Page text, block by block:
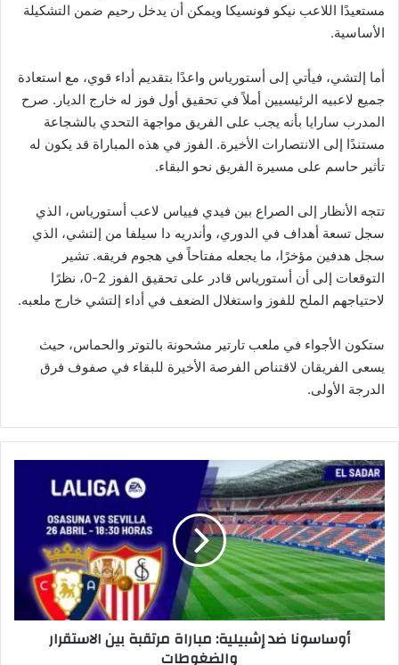
مستعيدًا اللاعب نيكو فونسيكا ويمكن أن يدخل رحيم ضمن التشكيلة
الأساسية.
أما إلتشي، فيأتي إلى أستورياس واعدًا بتقديم أداء قوي، مع استعادة
جميع لاعبيه الرئيسيين أملاً في تحقيق أول فوز له خارج الديار. صرح
المدرب سارايا بأنه يجب على الفريق مواجهة التحدي بالشجاعة
مستندًا إلى الانتصارات الأخيرة. الفوز في هذه المباراة قد يكون له
تأثير حاسم على مسيرة الفريق نحو البقاء.
تتجه الأنظار إلى الصراع بين فيدي فيياس لاعب أستورياس، الذي
سجل تسعة أهداف في الدوري، وأندريه دا سيلفا من إلتشي، الذي
سجل هدفين مؤخرًا، ما يجعله مفتاحاً في هجوم فريقه. تشير
التوقعات إلى أن أستورياس قادر على تحقيق الفوز 2-0، نظرًا
لاحتياجهم الملح للفوز واستغلال الضعف في أداء إلتشي خارج ملعبه.
ستكون الأجواء في ملعب تارتير مشحونة بالتوتر والحماس، حيث
يسعى الفريقان لاقتناص الفرصة الأخيرة للبقاء في صفوف فرق
الدرجة الأولى.
أ
و
س
ا
س
و
ن
ض
أوساسونا ضد إشبيلية: مباراة مرتقبة بين الاستقرار
والضغوطات